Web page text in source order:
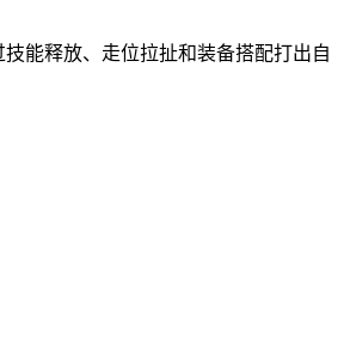
能释放、走位拉扯和装备搭配打出自